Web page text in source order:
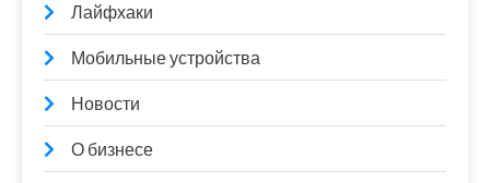
Лайфхаки
Мобильные устройства
Новости
О бизнесе